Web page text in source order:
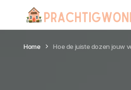
Home Hoe de juiste dozen jouw